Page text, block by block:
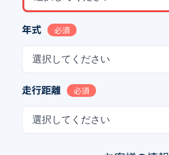
年式 必須
選択してください
走行距離 必須
選択してください